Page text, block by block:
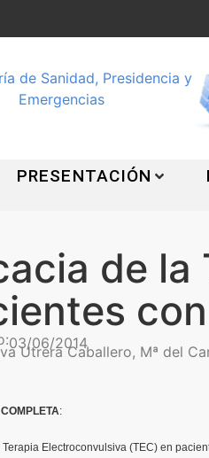
PRESENTACIÓN
de la
03/06/2014
Utrera Caballero, Mª del
COMPLETA:
Terapia Electroconvulsiva (TEC) en